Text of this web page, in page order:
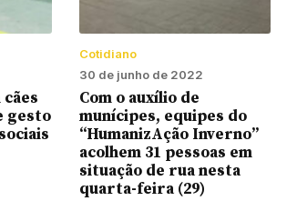
gesto
Cotidiano
30 de junho de 2022
Com o auxílio de
munícipes, equipes do
“HumanizAção Inverno”
acolhem 31 pessoas em
situação de rua nesta
quarta-feira (29)